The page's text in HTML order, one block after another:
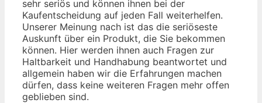
sehr seriös und können ihnen bei der
Kaufentscheidung auf jeden Fall weiterhelfen.
Unserer Meinung nach ist das die seriöseste
Auskunft über ein Produkt, die Sie bekommen
können. Hier werden ihnen auch Fragen zur
Haltbarkeit und Handhabung beantwortet und
allgemein haben wir die Erfahrungen machen
dürfen, dass keine weiteren Fragen mehr offen
geblieben sind.